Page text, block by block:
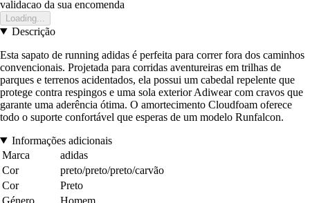
validacao da sua encomenda
Loading...
Descrição
Esta sapato de running adidas é perfeita para correr fora dos caminhos
convencionais. Projetada para corridas aventureiras em trilhas de
parques e terrenos acidentados, ela possui um cabedal repelente que
protege contra respingos e uma sola exterior Adiwear com cravos que
garante uma aderência ótima. O amortecimento Cloudfoam oferece
todo o suporte confortável que esperas de um modelo Runfalcon.
Informações adicionais
Marca
adidas
Cor
preto/preto/preto/carvão
Cor
Preto
Género
Homem